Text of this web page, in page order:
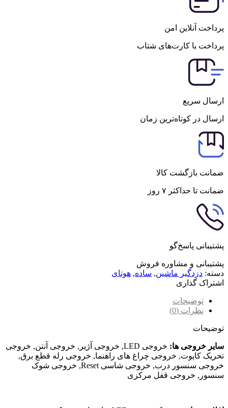
پرداخت آنلاین امن
پرداخت با کارت‌های شتاب
ارسال سریع
ارسال در کوتاه‌ترین زمان
ضمانت بازگشت کالا
ضمانت تا حداکثر ۷ روز
پشتیبانی پاسخ‌گو
پشتیبانی و مشاوره فروش
دسته: دزدگیر ماشین, ساده, هوتای
اشتراک گذاری
توضیحات
نظرات (0)
توضیحات
سایر خروجی ها:
خروجی LED, خروجی آژیر, خروجی آنتن, خروجی
تحریک کاپوت, خروجی چراغ های راهنما, خروجی رله قطع برق,
خروجی سنسور درب, خروجی شاسی Reset, خروجی شوک
سنسور, خروجی قفل مرکزی